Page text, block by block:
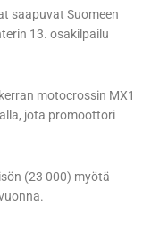
saapuvat Suomeen
13. osakilpailu
motocrossin MX1
jota promoottori
(23 000) myötä